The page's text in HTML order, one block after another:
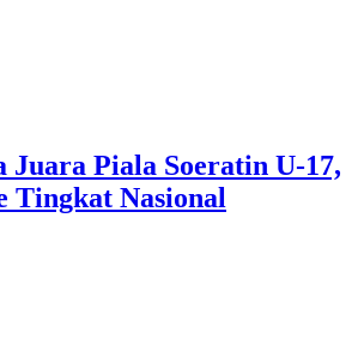
Juara Piala Soeratin U-17,
Tingkat Nasional